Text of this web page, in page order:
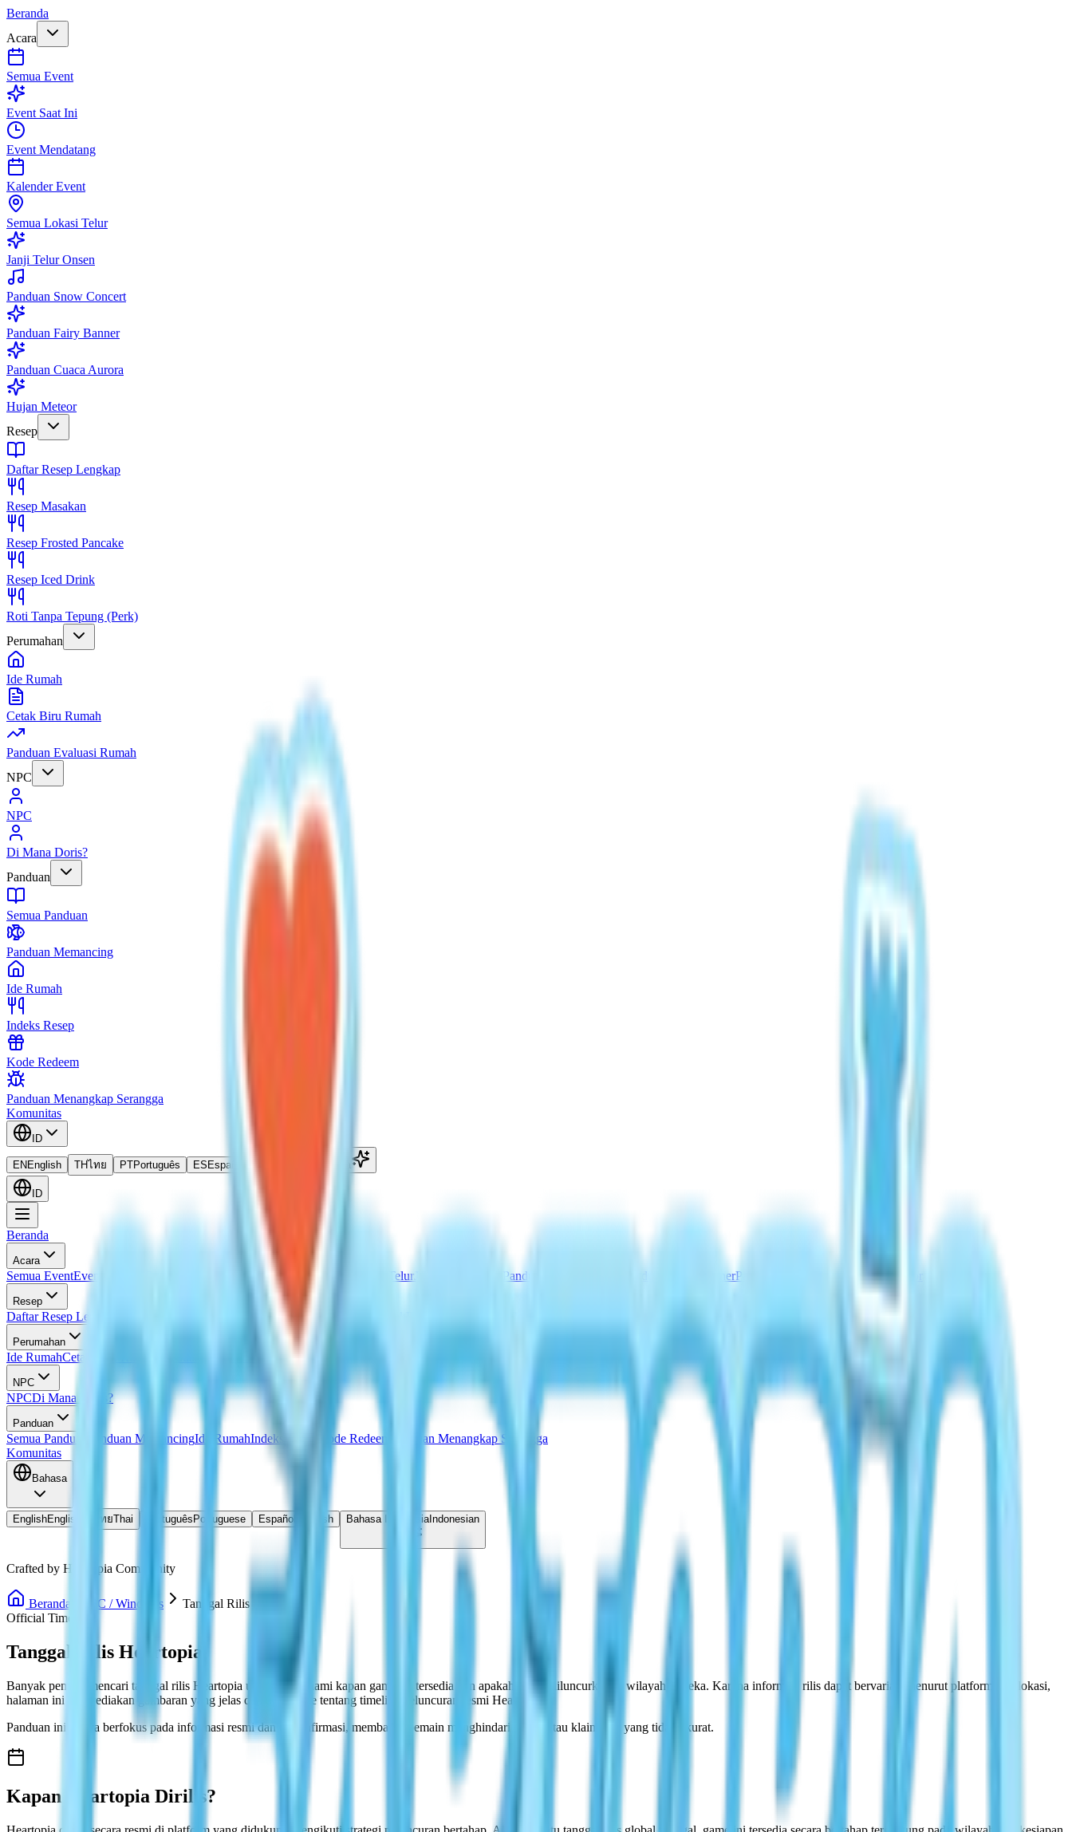
Beranda
Acara
Semua Event
Event Saat Ini
Event Mendatang
Kalender Event
Semua Lokasi Telur
Janji Telur Onsen
Panduan Snow Concert
Panduan Fairy Banner
Panduan Cuaca Aurora
Hujan Meteor
Resep
Daftar Resep Lengkap
Resep Masakan
Resep Frosted Pancake
Resep Iced Drink
Roti Tanpa Tepung (Perk)
Perumahan
Ide Rumah
Cetak Biru Rumah
Panduan Evaluasi Rumah
NPC
NPC
Di Mana Doris?
Panduan
Semua Panduan
Panduan Memancing
Ide Rumah
Indeks Resep
Kode Redeem
Panduan Menangkap Serangga
Komunitas
ID
EN English THไทย PTPortuguês ES Español
ID
Beranda
Acara
Semua EventEvent Saat Ini Kalender EventSemua Lokasi TelurJanji Telur Onsen Panduan Snow Concert Panduan Fairy BannerPanduan Cuaca Aurora Hujan Meteor
Resep
Daftar Resep Lengkap Resep Frosted Pancake
Perumahan
Ide RumahCetak Biru Rumah
NPC
NPCDi Mana Doris?
Panduan
Semua Panduan Panduan MemancingIde RumahIndeks Resep Kode Redeem
Panduan Menangkap Serangga
Komunitas
Bahasa
EnglishEnglish ไทยThai Português Portuguese Español Spanish Bahasa IndonesiaIndonesian
Crafted by Heartopia Community
Beranda PC / Windows
Tanggal Rilis Heartopia
Official Timeline
Tanggal Rilis Heartopia
Banyak pemain mencari tanggal rilis Heartopia untuk memahami kapan game ini tersedia dan apakah sudah diluncurkan di wilayah mereka. Karena informasi rilis dapat bervariasi menurut platform dan lokasi,
halaman ini menyediakan gambaran yang jelas dan up-to-date tentang timeline peluncuran resmi Heartopia.
Panduan ini hanya berfokus pada informasi resmi dan terkonfirmasi, membantu pemain menghindari rumor atau klaim rilis yang tidak akurat.
Kapan Heartopia Dirilis?